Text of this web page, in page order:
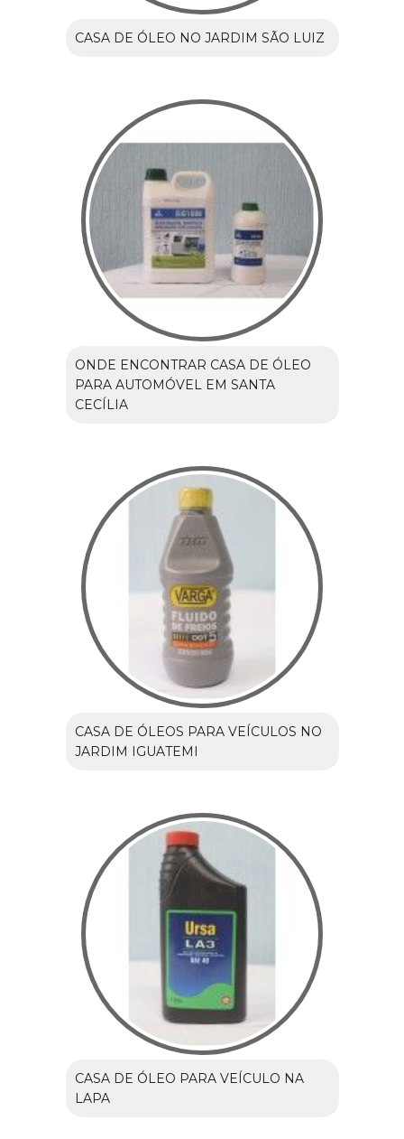
CASA DE ÓLEO NO JARDIM SÃO LUIZ
ONDE ENCONTRAR CASA DE ÓLEO
PARA AUTOMÓVEL EM SANTA
CECÍLIA
CASA DE ÓLEOS PARA VEÍCULOS NO
JARDIM IGUATEMI
CASA DE ÓLEO PARA VEÍCULO NA
LAPA